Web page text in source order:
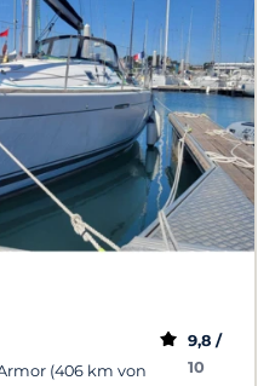
(406 km von
9,8 /
10